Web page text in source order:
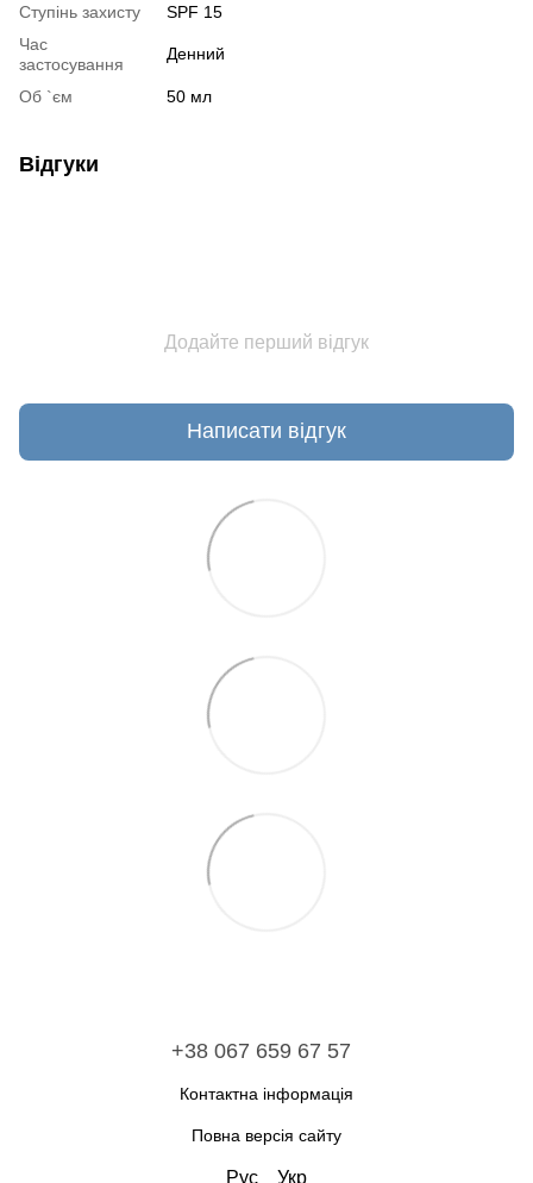
Ступінь захисту
SPF 15
Час
застосування
Денний
Об `єм 50 мл
Відгуки
Додайте перший відгук
Написати відгук
+38 067 659 67 57
Контактна інформація
Повна версія сайту
Рус Укр